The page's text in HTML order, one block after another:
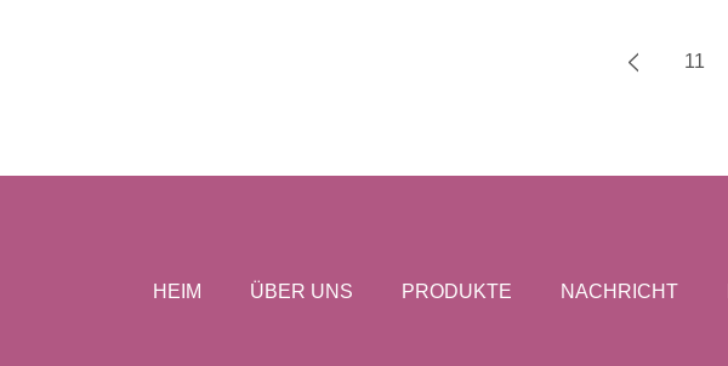
11
HEIM ÜBER UNS PRODUKTE NACHRICHT